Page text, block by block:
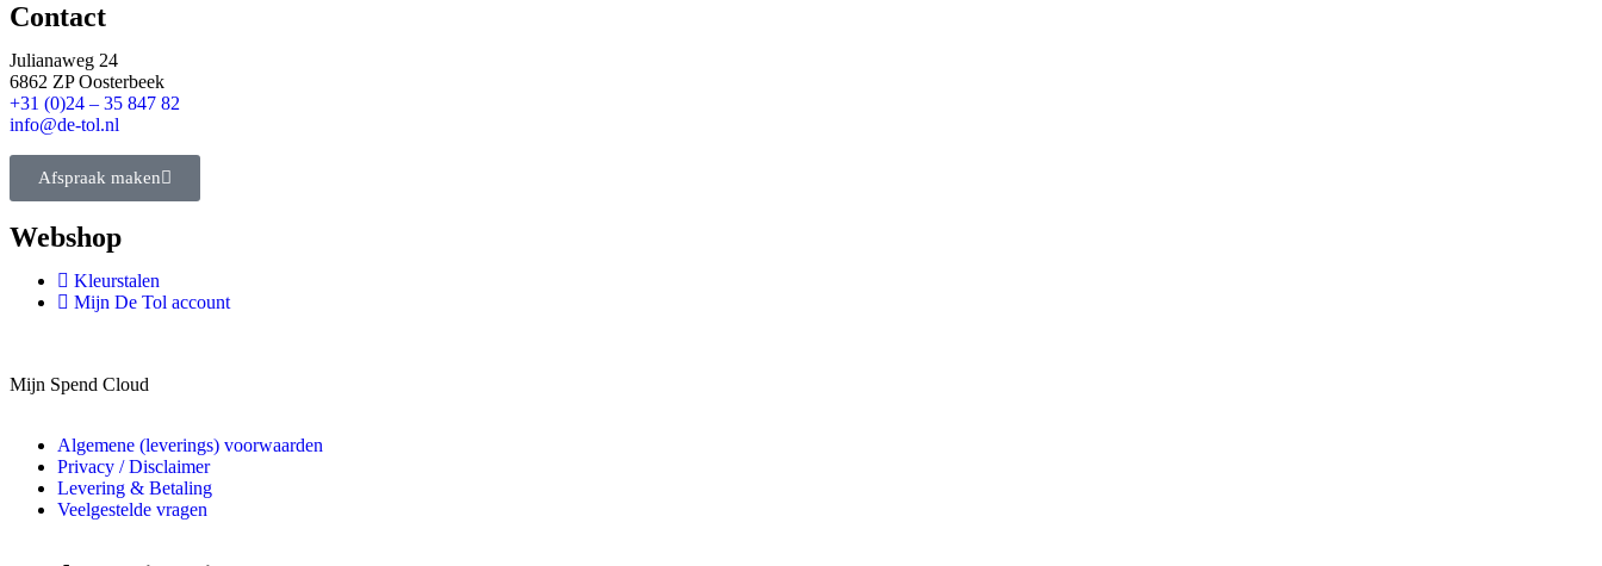
Contact
Julianaweg 24
6862 ZP Oosterbeek
+31 (0)24 – 35 847 82
info@de-tol.nl
Afspraak maken
Webshop
Kleurstalen
Mijn De Tol account
Mijn Spend Cloud
Algemene (leverings) voorwaarden
Privacy / Disclaimer
Levering & Betaling
Veelgestelde vragen